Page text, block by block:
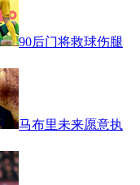
90后门将救球伤腿
马布里未来愿意执